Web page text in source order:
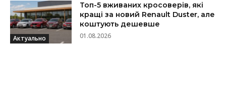
Актуально
Топ-5 вживаних кросоверів, які
кращі за новий Renault Duster, але
коштують дешевше
01.08.2026